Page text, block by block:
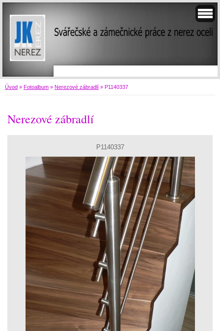
Úvod » Fotoalbum » Nerezové zábradlí » P1140337
Nerezové zábradlí
P1140337